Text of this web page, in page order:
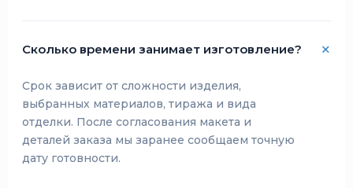
Сколько времени занимает изготовление?
Срок зависит от сложности изделия,
выбранных материалов, тиража и вида
отделки. После согласования макета и
деталей заказа мы заранее сообщаем точную
дату готовности.